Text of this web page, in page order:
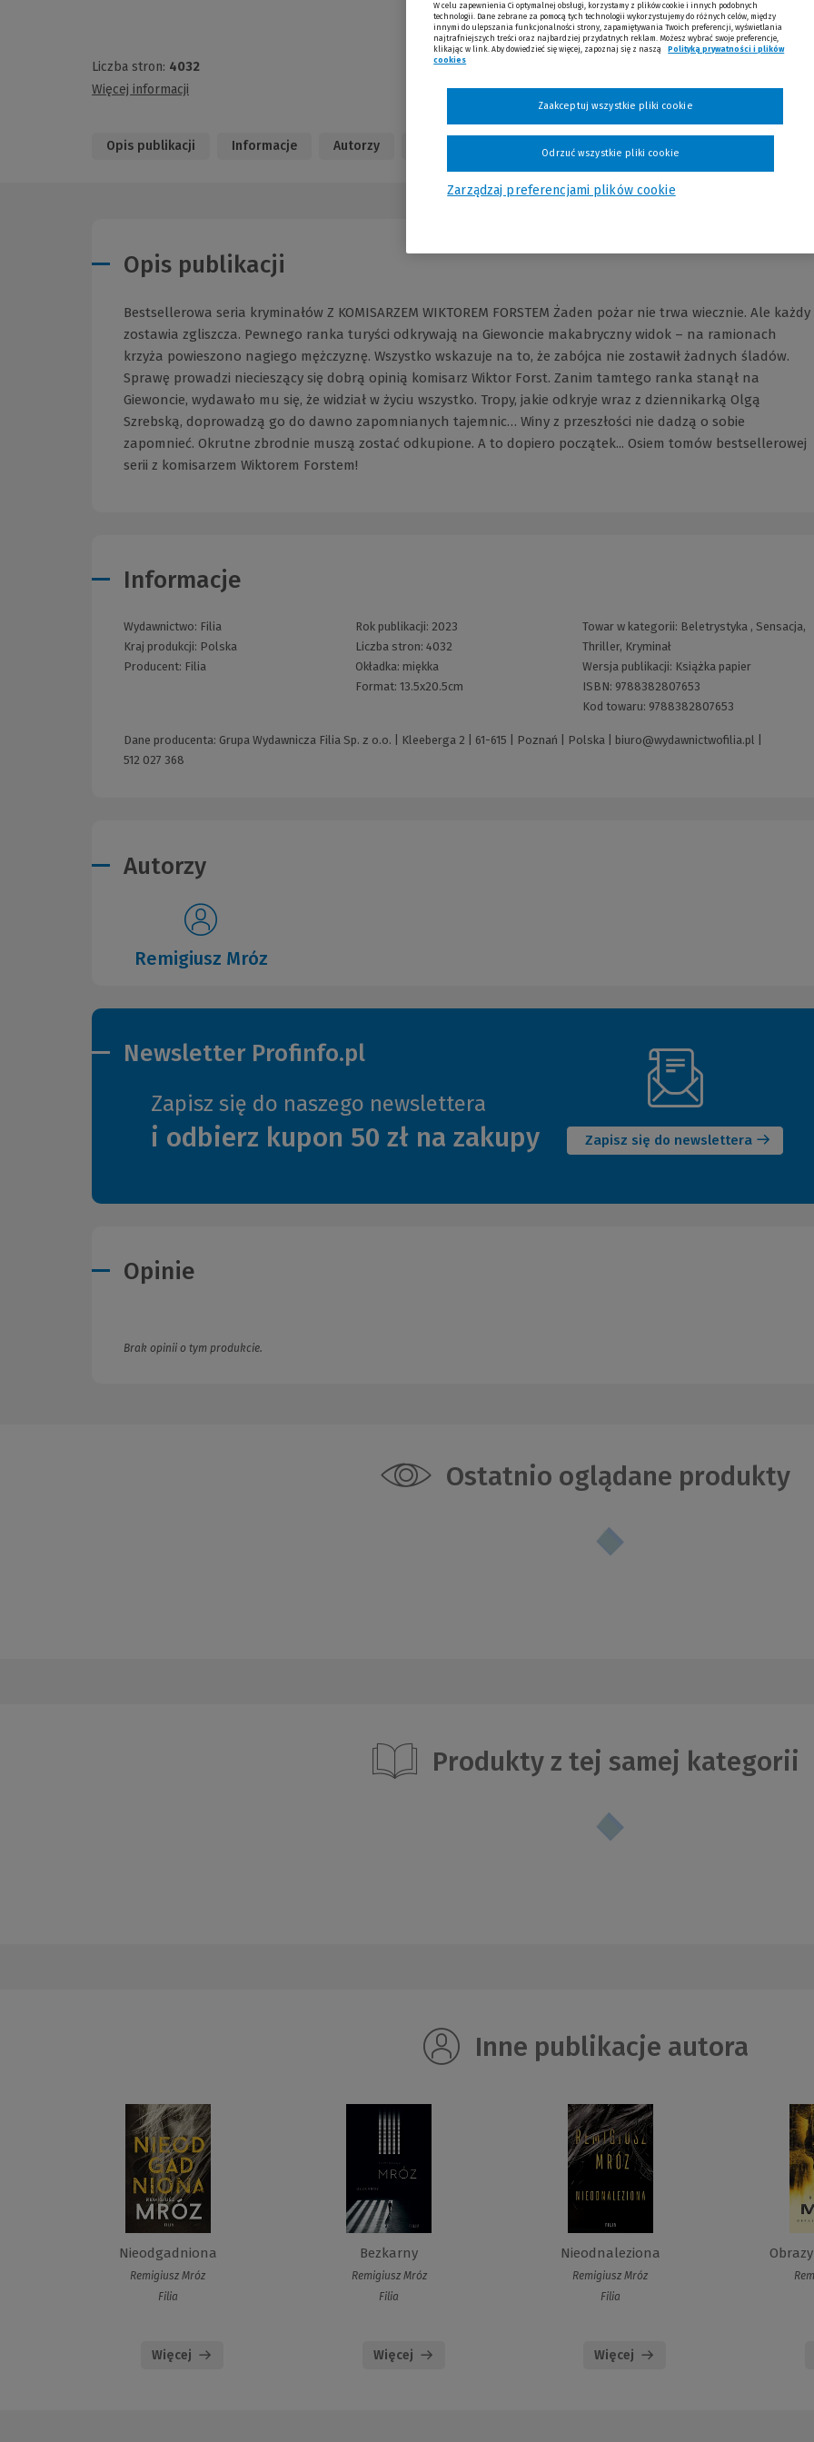
Liczba stron: 4032
Więcej informacji
Opis publikacji Informacje Autorzy
Opis publikacji
Bestsellerowa seria kryminałów Z KOMISARZEM WIKTOREM FORSTEM Żaden pożar nie trwa wiecznie. Ale każdy
zostawia zgliszcza. Pewnego ranka turyści odkrywają na Giewoncie makabryczny widok – na ramionach
krzyża powieszono nagiego mężczyznę. Wszystko wskazuje na to, że zabójca nie zostawił żadnych śladów.
Sprawę prowadzi niecieszący się dobrą opinią komisarz Wiktor Forst. Zanim tamtego ranka stanął na
Giewoncie, wydawało mu się, że widział w życiu wszystko. Tropy, jakie odkryje wraz z dziennikarką Olgą
Szrebską, doprowadzą go do dawno zapomnianych tajemnic… Winy z przeszłości nie dadzą o sobie
zapomnieć. Okrutne zbrodnie muszą zostać odkupione. A to dopiero początek... Osiem tomów bestsellerowej
serii z komisarzem Wiktorem Forstem!
Informacje
Wydawnictwo: Filia
Kraj produkcji: Polska
Producent: Filia
Rok publikacji: 2023
Liczba stron:4032
Okładka: miękka
Format:13.5x20.5cm
Towar w kategorii: Beletrystyka, Sensacja,
Thriller, Kryminał
Wersja publikacji: Książka papier
ISBN: 9788382807653
Kod towaru: 9788382807653
Dane producenta: Grupa Wydawnicza Filia Sp. z o.o. | Kleeberga 2 | 61-615 | Poznań | Polska | biuro@wydawnictwofilia.pl
512 027 368
Autorzy
Remigiusz Mróz
Newsletter Profinfo.pl
Zapisz się do naszego newslettera
i odbierz kupon 50 zł na zakupy Zapisz się do newslettera
okno)
Opinie
Brak opinii o tym produkcie.
Ostatnio oglądane produkty
Produkty z tej samej kategorii
Inne publikacje autora
Nieodgadniona
Remigiusz Mróz
Filia
Więcej
Bezkarny
Remigiusz Mróz
Filia
Więcej
Nieodnaleziona
Remigiusz Mróz
Filia
Więcej
W celu zapewnienia Ci optymalnej obsługi, korzystamy z plików cookie i innych podobnych
technologii. Dane zebrane za pomocą tych technologii wykorzystujemy do różnych celów, między
innymi do ulepszania funkcjonalności strony, zapamiętywania Twoich preferencji, wyświetlania
najtrafniejszych treści oraz najbardziej przydatnych reklam. Możesz wybrać swoje preferencje,
klikając w link. Aby dowiedzieć się więcej, zapoznaj się z naszą
Polityką prywatności i plików
cookies
Zarządzaj preferencjami plików cookie
Odrzuć wszystkie pliki cookie
Zaakceptuj wszystkie pliki cookie